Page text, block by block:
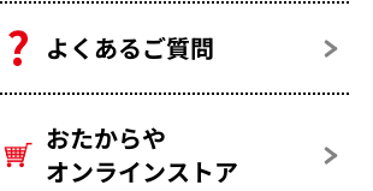
よくあるご質問
おたからや
オンラインストア